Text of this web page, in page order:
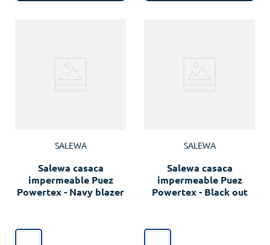
SALEWA
Salewa casaca
impermeable Puez
Powertex - Navy blazer
SALEWA
Salewa casaca
impermeable Puez
Powertex - Black out